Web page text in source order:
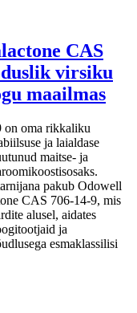
CAS
virsiku
maailmas
on oma rikkaliku
ja laialdase
maitse- ja
pakub Odowell
CAS 706-14-9, mis
alusel, aidates
ja
esmaklassilisi